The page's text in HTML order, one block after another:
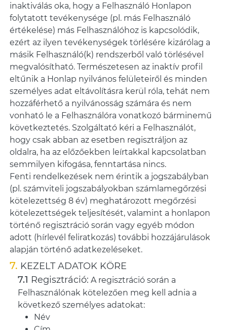
inaktiválás oka, hogy a Felhasználó Honlapon
folytatott tevékenysége (pl. más Felhasználó
értékelése) más Felhasználóhoz is kapcsolódik,
ezért az ilyen tevékenységek törlésére kizárólag a
másik Felhasználó(k) rendszerből való törlésével
megvalósítható. Természetesen az inaktív profil
eltűnik a Honlap nyilvános felületeiről és minden
személyes adat eltávolításra kerül róla, tehát nem
hozzáférhető a nyilvánosság számára és nem
vonható le a Felhasználóra vonatkozó bárminemű
következtetés. Szolgáltató kéri a Felhasználót,
hogy csak abban az esetben regisztráljon az
oldalra, ha az előzőekben leírtakkal kapcsolatban
semmilyen kifogása, fenntartása nincs.
Fenti rendelkezések nem érintik a jogszabályban
(pl. számviteli jogszabályokban számlamegőrzési
kötelezettség 8 év) meghatározott megőrzési
kötelezettségek teljesítését, valamint a honlapon
történő regisztráció során vagy egyéb módon
adott (hírlevél feliratkozás) további hozzájárulások
alapján történő adatkezeléseket.
KEZELT ADATOK KÖRE
Regisztráció: A regisztráció során a
Felhasználónak kötelezően meg kell adnia a
következő személyes adatokat:
Név